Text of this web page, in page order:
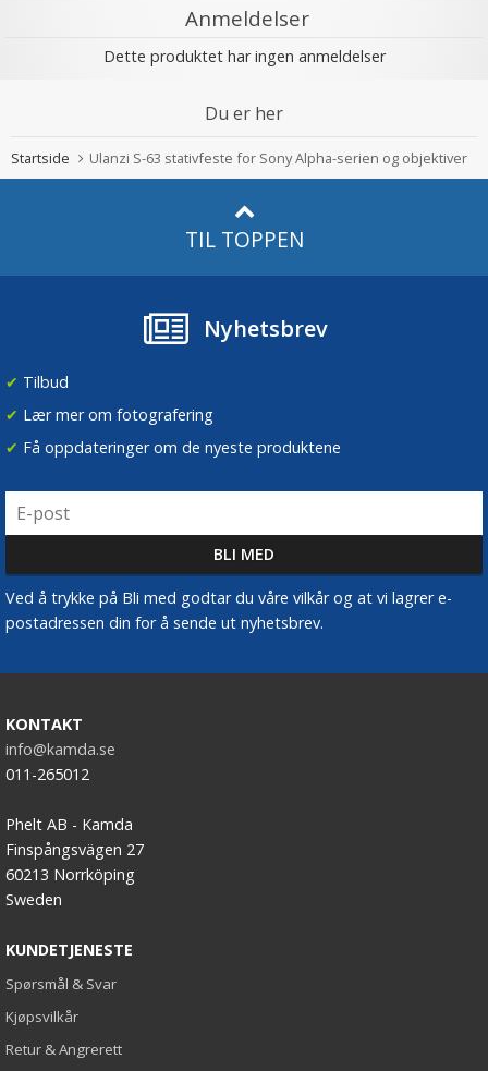
Anmeldelser
Dette produktet har ingen anmeldelser
Du er her
Startside Ulanzi S-63 stativfeste for Sony Alpha-serien og objektiver
TIL TOPPEN
Nyhetsbrev
✔ Tilbud
✔ Lær mer om fotografering
✔ Få oppdateringer om de nyeste produktene
Ved å trykke på Bli med godtar du våre vilkår og at vi lagrer e-
postadressen din for å sende ut nyhetsbrev.
KONTAKT
info@kamda.se
011-265012
Phelt AB - Kamda
Finspångsvägen 27
60213 Norrköping
Sweden
KUNDETJENESTE
Spørsmål & Svar
Kjøpsvilkår
Retur & Angrerett